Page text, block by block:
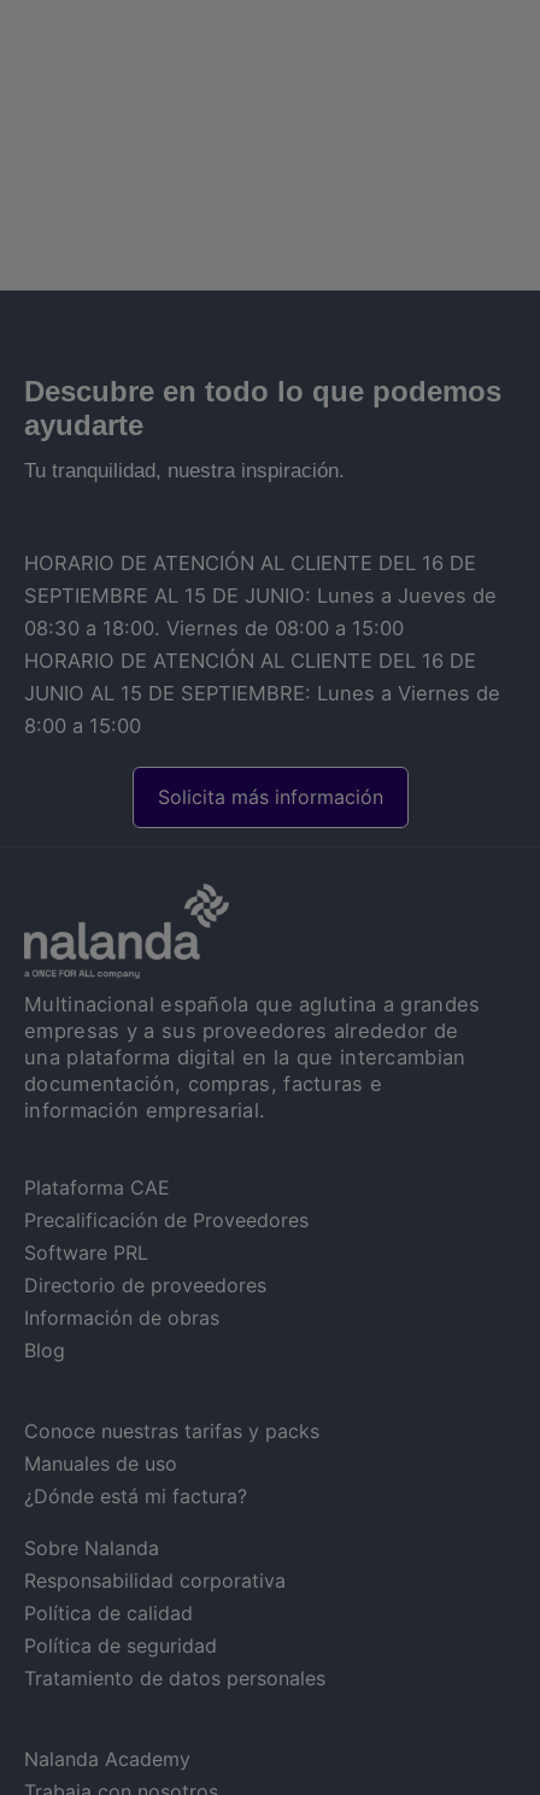
Descubre en todo lo que podemos
ayudarte
Tu tranquilidad, nuestra inspiración.
HORARIO DE ATENCIÓN AL CLIENTE DEL 16 DE
SEPTIEMBRE AL 15 DE JUNIO: Lunes a Jueves de
08:30 a 18:00. Viernes de 08:00 a 15:00
HORARIO DE ATENCIÓN AL CLIENTE DEL 16 DE
JUNIO AL 15 DE SEPTIEMBRE: Lunes a Viernes de
8:00 a 15:00
Solicita más información
Multinacional española que aglutina a grandes
empresas y a sus proveedores alrededor de
una plataforma digital en la que intercambian
documentación, compras, facturas e
información empresarial.
Plataforma CAE
Precalificación de Proveedores
Software PRL
Directorio de proveedores
Información de obras
Blog
Conoce nuestras tarifas y packs
Manuales de uso
¿Dónde está mi factura?
Sobre Nalanda
Responsabilidad corporativa
Política de calidad
Política de seguridad
Tratamiento de datos personales
Nalanda Academy